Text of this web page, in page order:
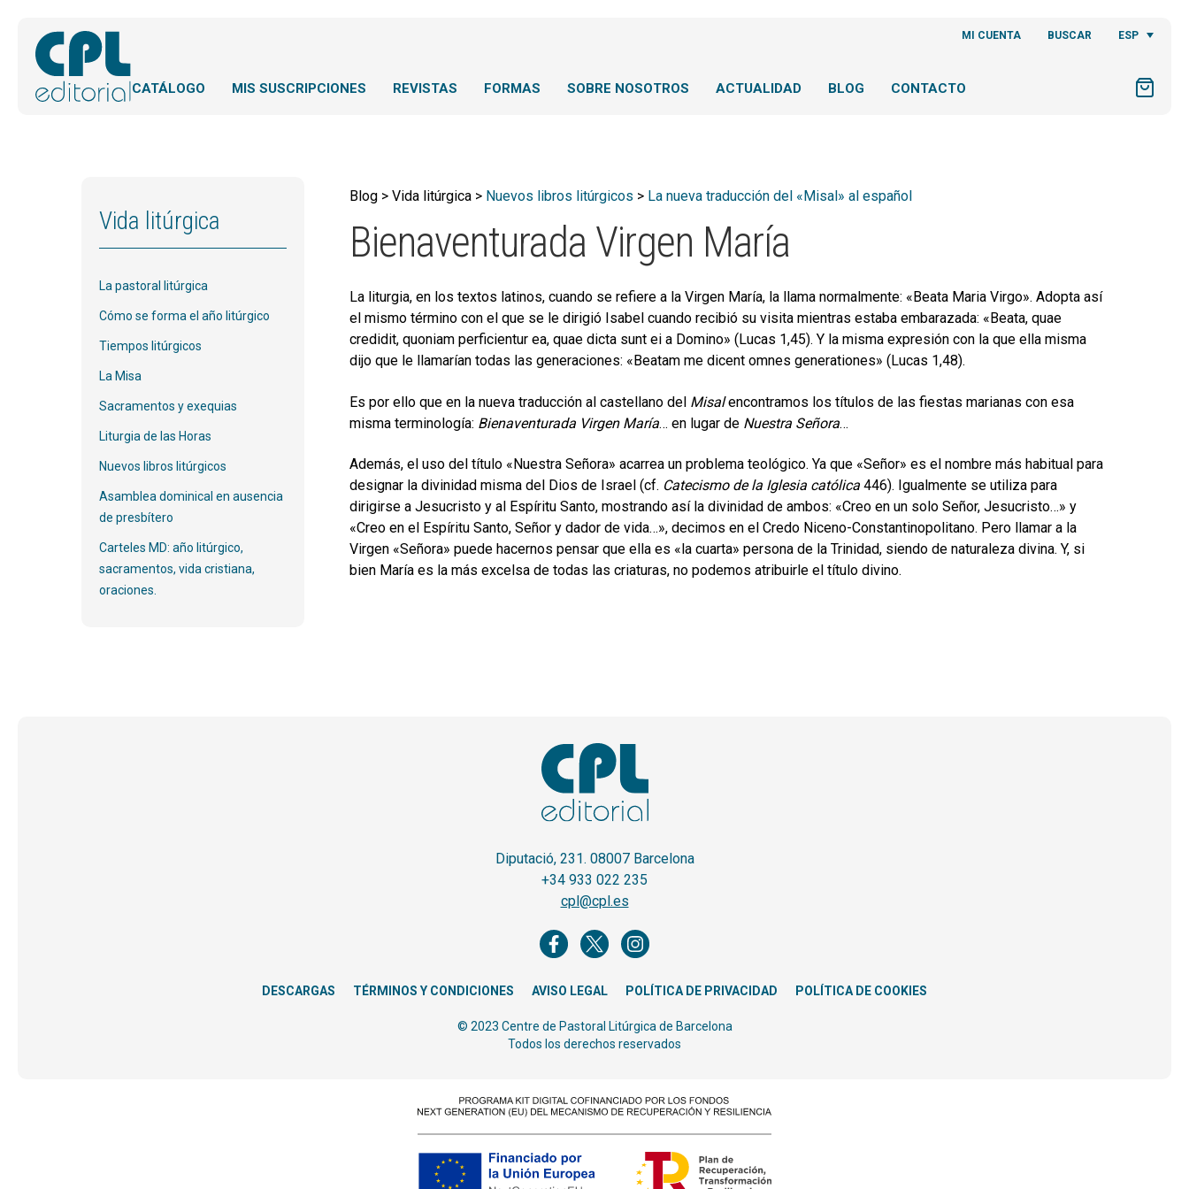
MI CUENTA BUSCAR ESP
CATÁLOGO MIS SUSCRIPCIONES REVISTAS FORMAS SOBRE NOSOTROS ACTUALIDAD BLOG CONTACTO
Vida litúrgica
La pastoral litúrgica
Cómo se forma el año litúrgico
Tiempos litúrgicos
La Misa
Sacramentos y exequias
Liturgia de las Horas
Nuevos libros litúrgicos
Asamblea dominical en ausencia
de presbítero
Carteles MD: año litúrgico,
sacramentos, vida cristiana,
oraciones.
Blog > Vida litúrgica > Nuevos libros litúrgicos > La nueva traducción del «Misal» al español
Bienaventurada Virgen María
La liturgia, en los textos latinos, cuando se refiere a la Virgen María, la llama normalmente: «Beata Maria Virgo». Adopta así
el mismo término con el que se le dirigió Isabel cuando recibió su visita mientras estaba embarazada: «Beata, quae
credidit, quoniam perficientur ea, quae dicta sunt ei a Domino» (Lucas 1,45). Y la misma expresión con la que ella misma
dijo que le llamarían todas las generaciones: «Beatam me dicent omnes generationes» (Lucas 1,48).
Es por ello que en la nueva traducción al castellano del Misalencontramos los títulos de las fiestas marianas con esa
misma terminología: Bienaventurada Virgen María… en lugar de Nuestra Señora…
Además, el uso del título «Nuestra Señora» acarrea un problema teológico. Ya que «Señor» es el nombre más habitual para
designar la divinidad misma del Dios de Israel (cf. Catecismo de la Iglesia católica 446). Igualmente se utiliza para
dirigirse a Jesucristo y al Espíritu Santo, mostrando así la divinidad de ambos: «Creo en un solo Señor, Jesucristo…» y
«Creo en el Espíritu Santo, Señor y dador de vida…», decimos en el Credo Niceno-Constantinopolitano. Pero llamar a la
Virgen «Señora» puede hacernos pensar que ella es «la cuarta» persona de la Trinidad, siendo de naturaleza divina. Y, si
bien María es la más excelsa de todas las criaturas, no podemos atribuirle el título divino.
Diputació, 231. 08007 Barcelona
+34 933 022 235
cpl@cpl.es
DESCARGAS TÉRMINOS Y CONDICIONES AVISO LEGAL POLÍTICA DE PRIVACIDAD POLÍTICA DE COOKIES
© 2023 Centre de Pastoral Litúrgica de Barcelona
Todos los derechos reservados